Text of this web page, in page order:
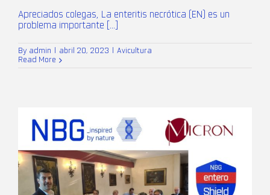
Apreciados colegas, La enteritis necrótica (EN) es un
problema importante [...]
By admin abril 20, 2023
Avicultura
Read More